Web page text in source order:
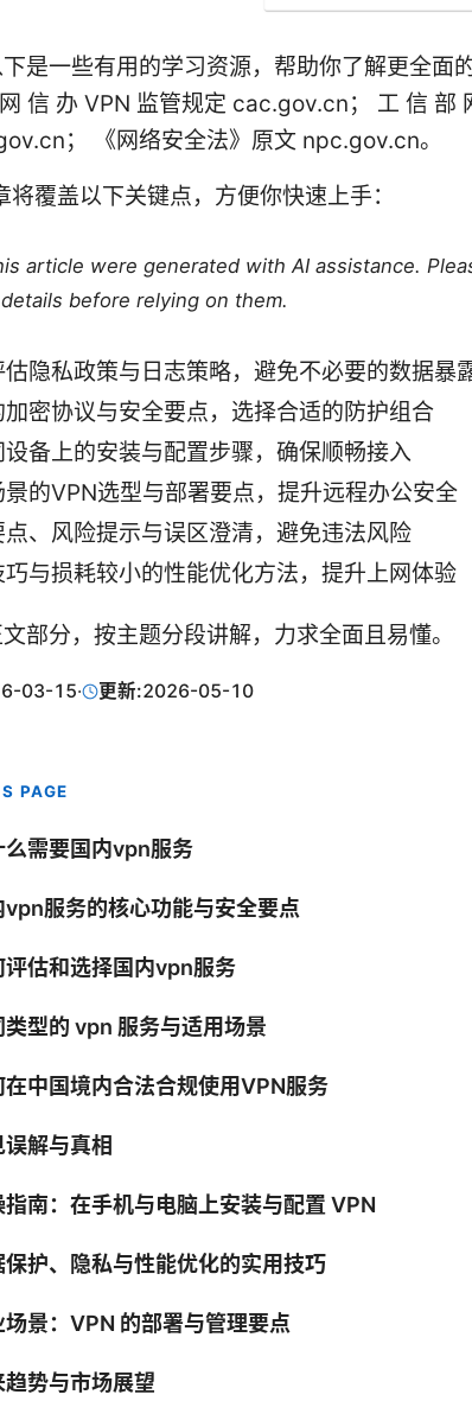
是一些有用的学习资源，帮助你了解更全面
信 办 VPN 监管规定 cac.gov.cn； 工 信 部
； 《网络安全法》原文 npc.gov.cn。
覆盖以下关键点，方便你快速上手：
article were generated with AI assistance.
before relying on them.
隐私政策与日志策略，避免不必要的数据暴
密协议与安全要点，选择合适的防护组合
备上的安装与配置步骤，确保顺畅接入
的VPN选型与部署要点，提升远程办公安全
、风险提示与误区澄清，避免违法风险
与损耗较小的性能优化方法，提升上网体验
部分，按主题分段讲解，力求全面且易懂。
03-15· 更新:2026-05-10
PAGE
么需要国内vpn服务
vpn服务的核心功能与安全要点
评估和选择国内vpn服务
类型的 vpn 服务与适用场景
在中国境内合法合规使用VPN服务
解与真相
指南：在手机与电脑上安装与配置 VPN
保护、隐私与性能优化的实用技巧
场景：VPN 的部署与管理要点
趋势与市场展望